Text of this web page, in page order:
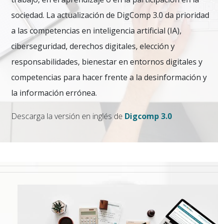
sociedad. La actualización de DigComp 3.0 da prioridad
a las competencias en inteligencia artificial (IA),
ciberseguridad, derechos digitales, elección y
responsabilidades, bienestar en entornos digitales y
competencias para hacer frente a la desinformación y
la información errónea.
Descarga la versión en inglés de Digcomp 3.0